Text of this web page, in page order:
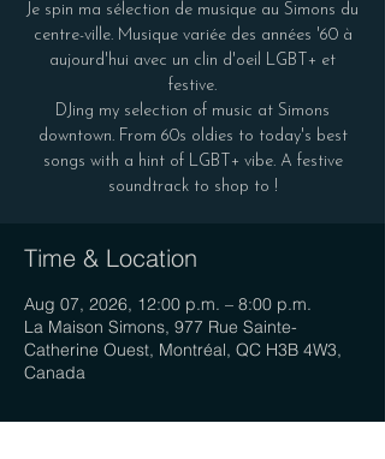
Je spin ma sélection de musique au Simons du
centre-ville. Musique variée des années '60 à
aujourd'hui avec un clin d'oeil LGBT+ et
festive.
DJing my selection of music at Simons
downtown. From 60s oldies to today's best
songs with a hint of LGBT+ vibe. A festive
soundtrack to shop to !
Time & Location
Aug 07, 2026, 12:00 p.m. – 8:00 p.m.
La Maison Simons, 977 Rue Sainte-
Catherine Ouest, Montréal, QC H3B 4W3,
Canada